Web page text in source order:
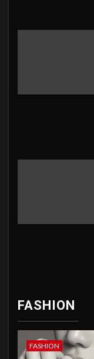
FASHION
FASHION